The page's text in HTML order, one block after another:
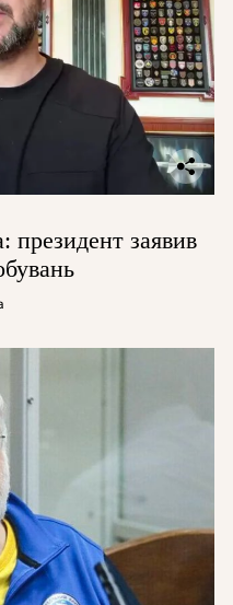
президент заявив